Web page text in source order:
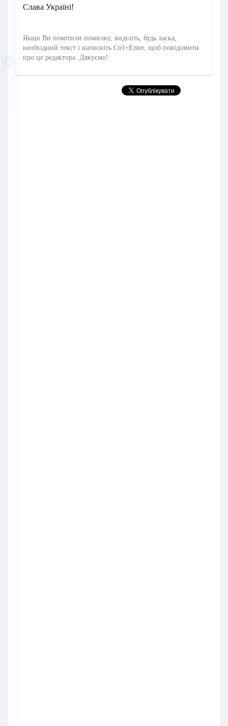
Слава Україні!
Якщо Ви помітили помилку, виділіть, будь ласка,
необхідний текст і натисніть Ctrl+Enter, щоб повідомити
про це редактора. Дякуємо!